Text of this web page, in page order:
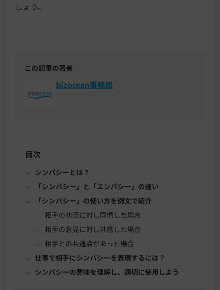
しょう。
この記事の著者
bizocean事務局
目次
シンパシーとは？
「シンパシー」と「エンパシー」の違い
「シンパシー」の使い方を例文で紹介
相手の状況に対し同情した場合
相手の意見に対し共感した場合
相手との共通点があった場合
仕事で相手にシンパシーを表現するには？
シンパシーの意味を理解し、適切に使用しよう